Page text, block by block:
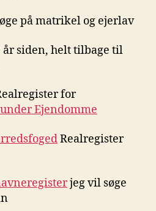
på matrikel og ejerlav
år siden, helt tilbage til
for
Ejendomme
Realregister
jeg vil søge